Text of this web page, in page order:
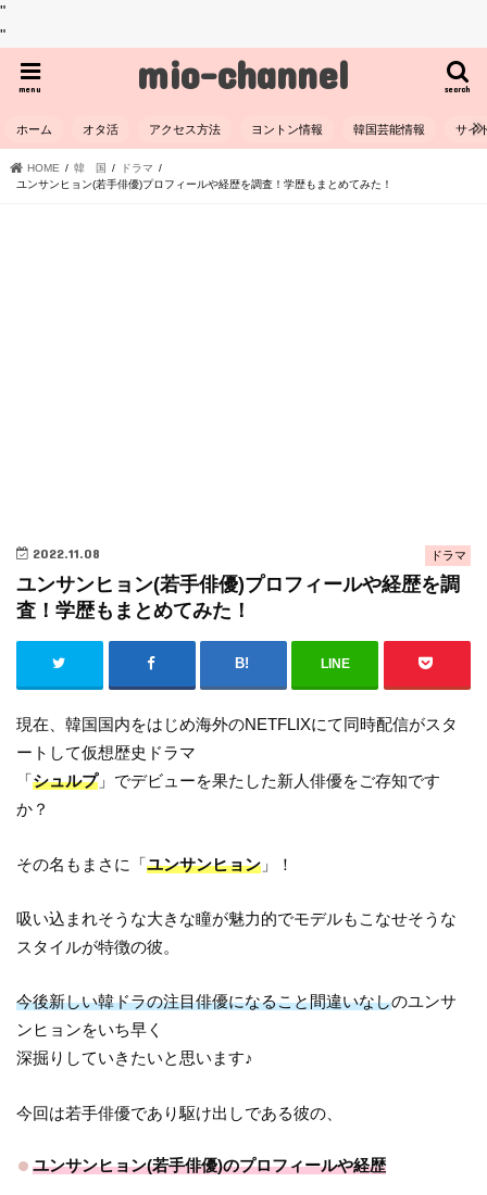
"
"
mio-channel search
menu
ホーム オタ活 アクセス方法 ヨントン情報 韓国芸能情報 サイ
HOME 韓 国
ドラマ
ユンサンヒョン(若手俳優)プロフィールや経歴を調査！学歴もまとめてみた！
ドラマ
2022.11.08
ユンサンヒョン(若手俳優)プロフィールや経歴を調
査！学歴もまとめてみた！
LINE
現在、韓国国内をはじめ海外のNETFLIXにて同時配信がスタ
ートして仮想歴史ドラマ
「シュルプ」でデビューを果たした新人俳優をご存知です
か？
その名もまさに「ユンサンヒョン 」！
吸い込まれそうな大きな瞳が魅力的でモデルもこなせそうな
スタイルが特徴の彼。
今後新しい韓ドラの注目俳優になること間違いなしのユンサ
ンヒョンをいち早く
深掘りしていきたいと思います♪
今回は若手俳優であり駆け出しである彼の、
ユンサンヒョン(若手俳優)のプロフィールや経歴